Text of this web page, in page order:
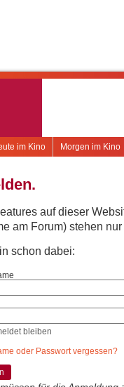
Morgen im Kino
im Kino
auf dieser
am Forum) stehen
schon dabei:
bleiben
oder Passwort vergessen?